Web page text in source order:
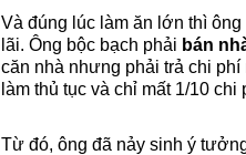
Và đúng lúc làm ăn lớn thì
lãi. Ông bộc bạch phải bán
căn nhà nhưng phải trả chi
làm thủ tục và chỉ mất 1/10 chi
Từ đó, ông đã nảy sinh ý